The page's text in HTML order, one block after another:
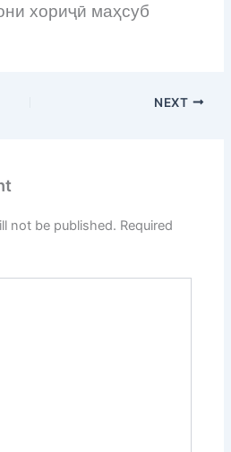
хориҷӣ маҳсуб
NEXT
not be published. Required